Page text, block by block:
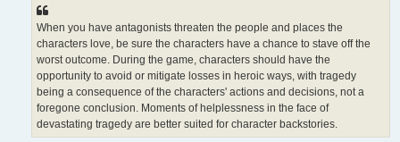
When you have antagonists threaten the people and places the
characters love, be sure the characters have a chance to stave off the
worst outcome. During the game, characters should have the
opportunity to avoid or mitigate losses in heroic ways, with tragedy
being a consequence of the characters' actions and decisions, not a
foregone conclusion. Moments of helplessness in the face of
devastating tragedy are better suited for character backstories.